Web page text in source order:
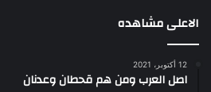
الاعلى مشاهده
12 أكتوبر، 2021
اصل العرب ومن هم قحطان وعدنان